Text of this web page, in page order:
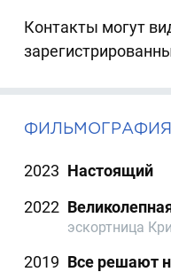
Контакты могут
ФИЛЬМОГРАФИЯ
2023 Настоящий
2022
эскортница
2019 Все решают